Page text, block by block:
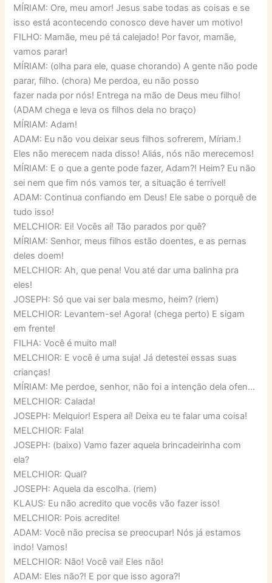
MÍRIAM: Ore, meu amor! Jesus sabe todas as coisas e se
isso está acontecendo conosco deve haver um motivo!
FILHO: Mamãe, meu pé tá calejado! Por favor, mamãe,
vamos parar!
MÍRIAM: (olha para ele, quase chorando) A gente não pode
parar, filho. (chora) Me perdoa, eu não posso
fazer nada por nós! Entrega na mão de Deus meu filho!
(ADAM chega e leva os filhos dela no braço)
MÍRIAM: Adam!
ADAM: Eu não vou deixar seus filhos sofrerem, Míriam.!
Eles não merecem nada disso! Aliás, nós não merecemos!
MÍRIAM: E o que a gente pode fazer, Adam?! Heim? Eu não
sei nem que fim nós vamos ter, a situação é terrível!
ADAM: Continua confiando em Deus! Ele sabe o porquê de
tudo isso!
MELCHIOR: Ei! Vocês aí! Tão parados por quê?
MÍRIAM: Senhor, meus filhos estão doentes, e as pernas
deles doem!
MELCHIOR: Ah, que pena! Vou até dar uma balinha pra
eles!
JOSEPH: Só que vai ser bala mesmo, heim? (riem)
MELCHIOR: Levantem-se! Agora! (chega perto) E sigam
em frente!
FILHA: Você é muito mal!
MELCHIOR: E você é uma suja! Já detestei essas suas
crianças!
MÍRIAM: Me perdoe, senhor, não foi a intenção dela ofen…
MELCHIOR: Calada!
JOSEPH: Melquior! Espera aí! Deixa eu te falar uma coisa!
MELCHIOR: Fala!
JOSEPH: (baixo) Vamo fazer aquela brincadeirinha com
ela?
MELCHIOR: Qual?
JOSEPH: Aquela da escolha. (riem)
KLAUS: Eu não acredito que vocês vão fazer isso!
MELCHIOR: Pois acredite!
ADAM: Você não precisa se preocupar! Nós já estamos
indo! Vamos!
MELCHIOR: Não! Você vai! Eles não!
ADAM: Eles não?! E por que isso agora?!